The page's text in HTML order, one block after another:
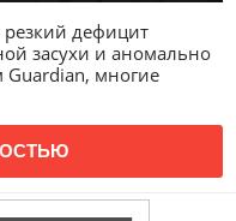
дефицит
засухи и аномально
многие